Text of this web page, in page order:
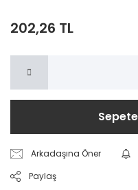
202,26 TL
Arkadaşına Öner
Paylaş